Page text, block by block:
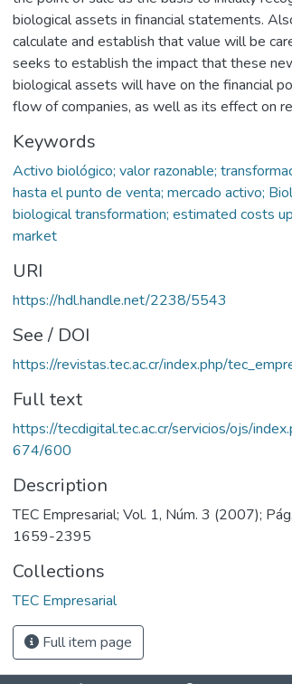
biological assets in financial statements.
calculate and establish that value will be
seeks to establish the impact that these
biological assets will have on the financial
flow of companies, as well as its effect on
Keywords
Activo biológico; valor razonable;
hasta el punto de venta; mercado activo;
biological transformation; estimated costs
market
URI
https://hdl.handle.net/2238/5543
See / DOI
https://revistas.tec.ac.cr/index.php/
Full text
https://tecdigital.tec.ac.cr/servicios/ojs/
674/600
Description
TEC Empresarial; Vol. 1, Núm. 3 (2007);
1659-2395
Collections
TEC Empresarial
Full item page